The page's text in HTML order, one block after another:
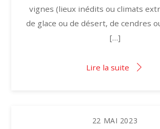
vignes (lieux inédits ou climats
de glace ou de désert, de cendres
[…]
Lire la suite
22 MAI 2023